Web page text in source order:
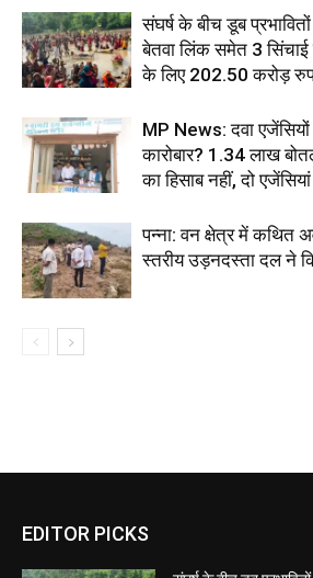
संघर्ष के बीच डूब
बेतवा लिंक समेत 3 सिंचाई
के लिए 202.50 करोड़
MP News: दवा
कारोबार? 1.34 लाख
का हिसाब नहीं, दो
पन्ना: वन क्षेत्र में कथित
स्तरीय उड़नदस्ता दल ने
EDITOR PICKS